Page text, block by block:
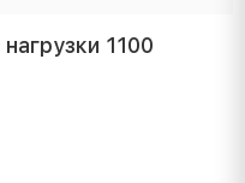
1100